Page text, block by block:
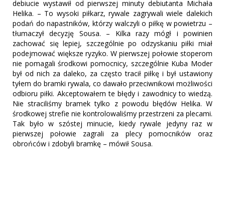
debiucie wystawił od pierwszej minuty debiutanta Michała
Helika. – To wysoki piłkarz, rywale zagrywali wiele dalekich
podań do napastników, którzy walczyli o piłkę w powietrzu –
tłumaczył decyzję Sousa. – Kilka razy mógł i powinien
zachować się lepiej, szczególnie po odzyskaniu piłki miał
podejmować większe ryzyko. W pierwszej połowie stoperom
nie pomagali środkowi pomocnicy, szczególnie Kuba Moder
był od nich za daleko, za często tracił piłkę i był ustawiony
tyłem do bramki rywala, co dawało przeciwnikowi możliwości
odbioru piłki. Akceptowałem te błędy i zawodnicy to wiedzą.
Nie straciliśmy bramek tylko z powodu błędów Helika. W
środkowej strefie nie kontrolowaliśmy przestrzeni za plecami.
Tak było w szóstej minucie, kiedy rywale jedyny raz w
pierwszej połowie zagrali za plecy pomocników oraz
obrońców i zdobyli bramkę – mówił Sousa.